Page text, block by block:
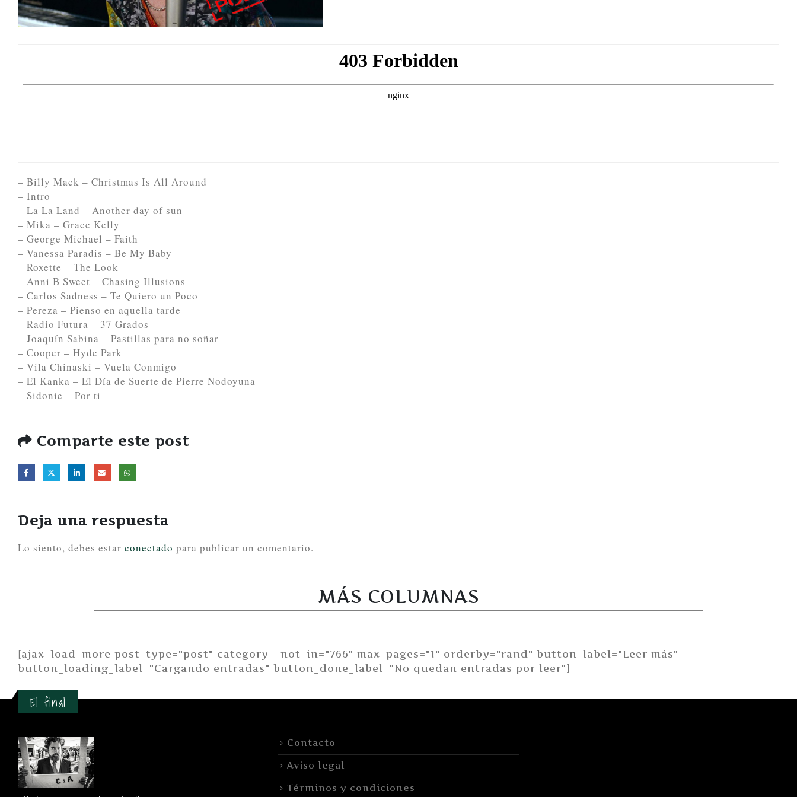
– Billy Mack – Christmas Is All Around
– Intro
– La La Land – Another day of sun
– Mika – Grace Kelly
– George Michael – Faith
– Vanessa Paradis – Be My Baby
– Roxette – The Look
– Anni B Sweet – Chasing Illusions
– Carlos Sadness – Te Quiero un Poco
– Pereza – Pienso en aquella tarde
– Radio Futura – 37 Grados
– Joaquín Sabina – Pastillas para no soñar
– Cooper – Hyde Park
– Vila Chinaski – Vuela Conmigo
– El Kanka – El Día de Suerte de Pierre Nodoyuna
– Sidonie – Por ti
Comparte este post
Deja una respuesta
Lo siento, debes estar conectado para publicar un comentario.
MÁS COLUMNAS
[ajax_load_more post_type="post" category__not_in="766" max_pages="1" orderby="rand" button_label="Leer más"
button_loading_label="Cargando entradas" button_done_label="No quedan entradas por leer"]
El final
Contacto
Aviso legal
Términos y condiciones